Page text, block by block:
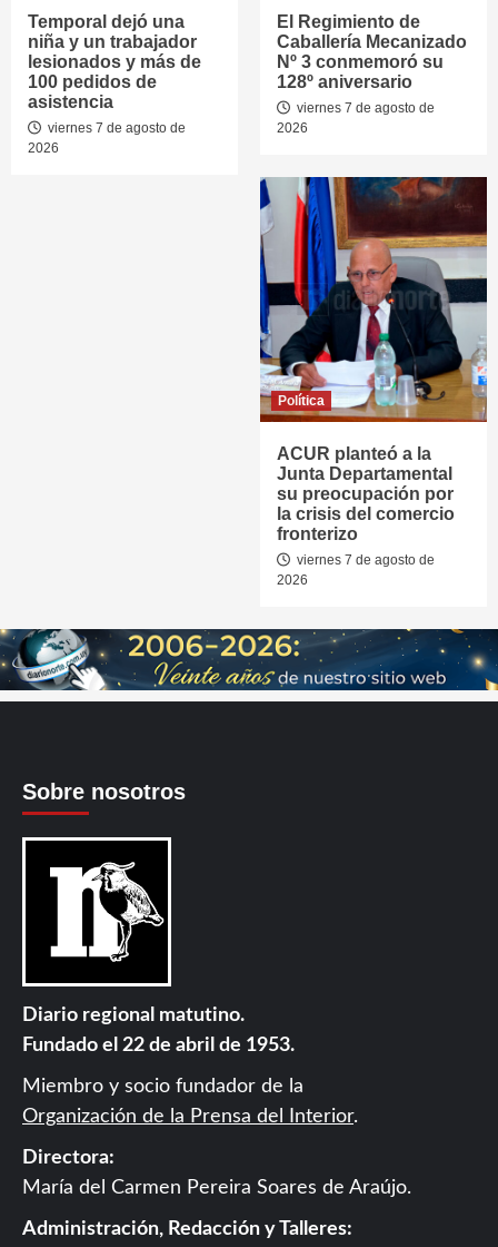
Temporal dejó una
niña y un trabajador
lesionados y más de
100 pedidos de
asistencia
viernes 7 de agosto de
2026
El Regimiento de
Caballería Mecanizado
Nº 3 conmemoró su
128º aniversario
viernes 7 de agosto de
2026
Política
ACUR planteó a la
Junta Departamental
su preocupación por
la crisis del comercio
fronterizo
viernes 7 de agosto de
2026
Sobre nosotros
Diario regional matutino.
Fundado el 22 de abril de 1953.
Miembro y socio fundador de la
Organización de la Prensa del Interior.
Directora:
María del Carmen Pereira Soares de Araújo.
Administración, Redacción y Talleres: